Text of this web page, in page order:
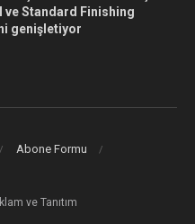
ve Standard Finishing
genişletiyor
Abone Formu
ve Tanıtım